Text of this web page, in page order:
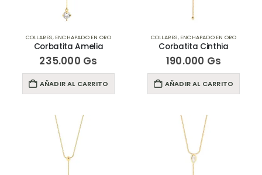
COLLARES, ENCHAPADO EN ORO
Corbatita Amelia
235.000 Gs
AÑADIR AL CARRITO
COLLARES, ENCHAPADO EN ORO
Corbatita Cinthia
190.000 Gs
AÑADIR AL CARRITO